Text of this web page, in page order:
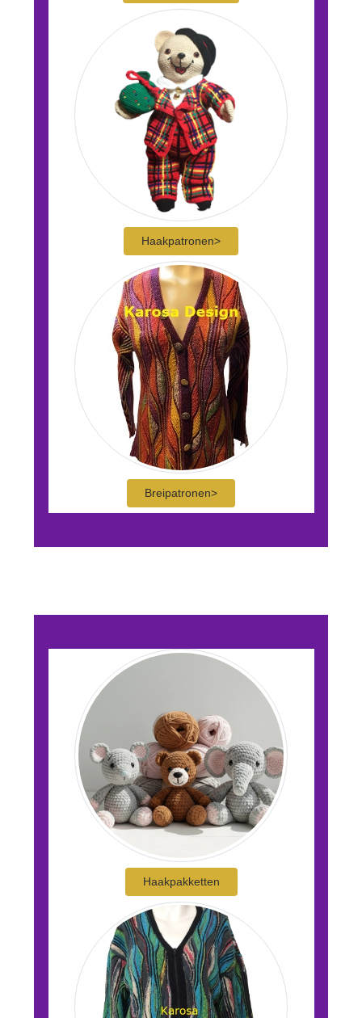
Haakpatronen>
Breipatronen>
Haakpakketten